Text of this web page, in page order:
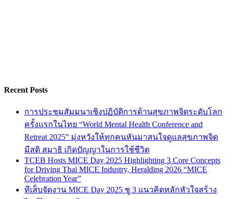
Recent Posts
การประชุมสัมมนาเชิงปฏิบัติการด้านสุขภาพจิตระดับโลก
ครั้งแรกในไทย “World Mental Health Conference and
Retreat 2025” มุ่งหวังให้ทุกคนหันมาสนใจดูแลสุขภาพจิต
มีสติ สมาธิ เกิดปัญญาในการใช้ชีวิต
TCEB Hosts MICE Day 2025 Highlighting 3 Core Concepts
for Driving Thai MICE Industry, Heralding 2026 “MICE
Celebration Year”
ทีเส็บจัดงาน MICE Day 2025 ชู 3 แนวคิดหลักหัวใจสร้าง